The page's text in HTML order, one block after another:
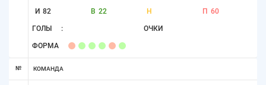
И 82 В 22 Н П 60
ГОЛЫ : ОЧКИ
ФОРМА
№ КОМАНДА